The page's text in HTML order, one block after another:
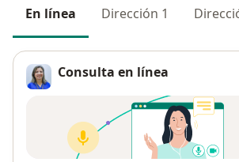
En línea Dirección 1
Consulta en línea